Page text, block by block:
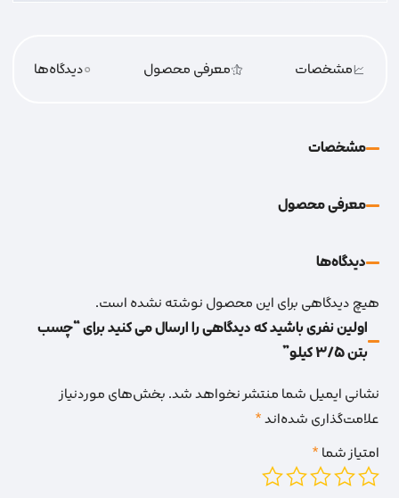
مشخصات معرفی محصول 0دیدگاه‌‌ها
مشخصات
معرفی محصول
دیدگاه‌‌ها
هیچ دیدگاهی برای این محصول نوشته نشده است.
اولین نفری باشید که دیدگاهی را ارسال می کنید برای “چسب
بتن 3/5 کیلو”
نشانی ایمیل شما منتشر نخواهد شد.بخش‌های موردنیاز
علامت‌گذاری شده‌اند*
امتیاز شما*